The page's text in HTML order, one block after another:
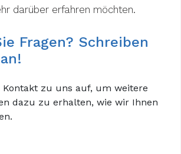
darüber erfahren möchten.
Fragen? Schreiben
Kontakt zu uns auf, um weitere
dazu zu erhalten, wie wir Ihnen